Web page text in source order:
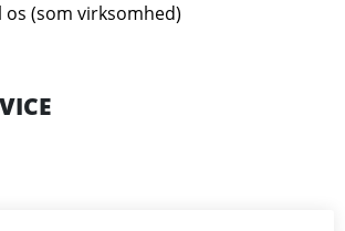
os (som virksomhed)